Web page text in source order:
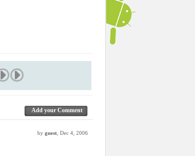
Add your Comment
by guest , Dec 4, 2006